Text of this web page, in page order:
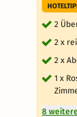
2
2 x
2 x
1 x
8